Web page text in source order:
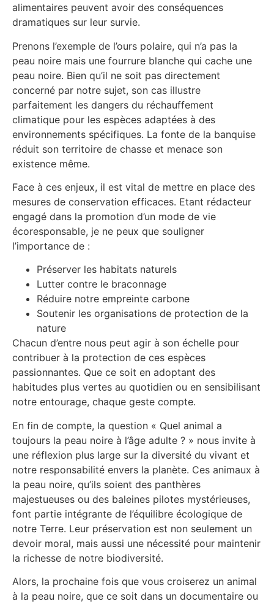
alimentaires peuvent avoir des conséquences
dramatiques sur leur survie.
Prenons l’exemple de l’ours polaire, qui n’a pas la
peau noire mais une fourrure blanche qui cache une
peau noire. Bien qu’il ne soit pas directement
concerné par notre sujet, son cas illustre
parfaitement les dangers du réchauffement
climatique pour les espèces adaptées à des
environnements spécifiques. La fonte de la banquise
réduit son territoire de chasse et menace son
existence même.
Face à ces enjeux, il est vital de mettre en place des
mesures de conservation efficaces. Etant rédacteur
engagé dans la promotion d’un mode de vie
écoresponsable, je ne peux que souligner
l’importance de :
Préserver les habitats naturels
Lutter contre le braconnage
Réduire notre empreinte carbone
Soutenir les organisations de protection de la
nature
Chacun d’entre nous peut agir à son échelle pour
contribuer à la protection de ces espèces
passionnantes. Que ce soit en adoptant des
habitudes plus vertes au quotidien ou en sensibilisant
notre entourage, chaque geste compte.
En fin de compte, la question « Quel animal a
toujours la peau noire à l’âge adulte ? » nous invite à
une réflexion plus large sur la diversité du vivant et
notre responsabilité envers la planète. Ces animaux à
la peau noire, qu’ils soient des panthères
majestueuses ou des baleines pilotes mystérieuses,
font partie intégrante de l’équilibre écologique de
notre Terre. Leur préservation est non seulement un
devoir moral, mais aussi une nécessité pour maintenir
la richesse de notre biodiversité.
Alors, la prochaine fois que vous croiserez un animal
à la peau noire, que ce soit dans un documentaire ou